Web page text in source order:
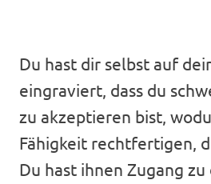
Du hast dir selbst auf
eingraviert, dass du
zu akzeptieren bist,
Fähigkeit rechtfertigen,
Du hast ihnen Zugang